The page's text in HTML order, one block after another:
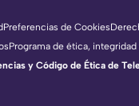
Preferencias de Cookies
Programa de ética,
y Código de Ética de